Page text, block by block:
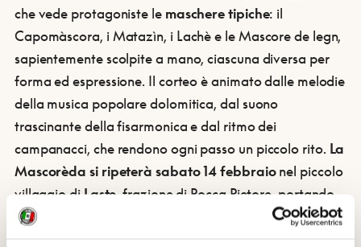
che vede protagoniste le maschere tipiche: il
Capomàscora, i Matazìn, i Lachè e le Mascore de legn,
sapientemente scolpite a mano, ciascuna diversa per
forma ed espressione. Il corteo è animato dalle melodie
della musica popolare dolomitica, dal suono
trascinante della fisarmonica e dal ritmo dei
campanacci, che rendono ogni passo un piccolo rito. La
Mascorèda si ripeterà sabato 14 febbraionel piccolo
villaggio diLaste, frazione di Rocca Pietore, portando
con sé non solo colori e allegria, ma anche il senso